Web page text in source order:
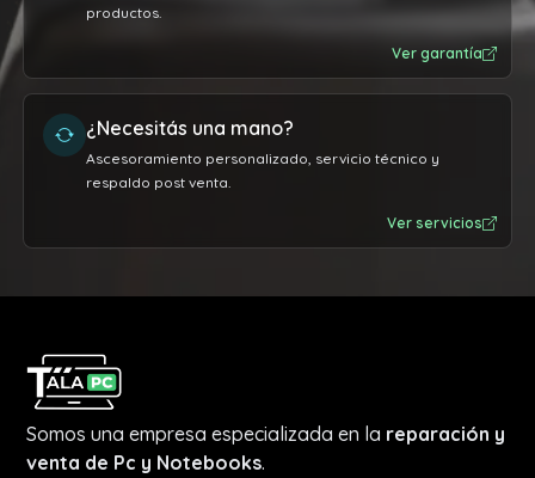
productos.
Ver garantía
¿Necesitás una mano?
Ascesoramiento personalizado, servicio técnico y
respaldo post venta.
Ver servicios
Somos una empresa especializada en la reparación y
venta de Pc y Notebooks.